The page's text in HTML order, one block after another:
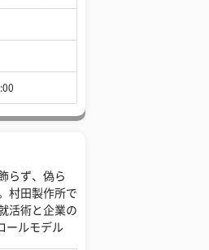
らず、偽ら
村田製作所で
活術と企業の
ールモデル